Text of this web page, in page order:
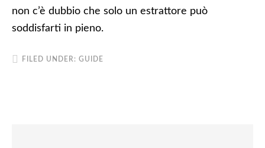
non c’è dubbio che solo un estrattore può
soddisfarti in pieno.
FILED UNDER: GUIDE